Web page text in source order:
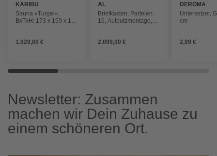
KARIBU
Sauna »Turgel«,
BxTxH: 173 x 159 x 191
2 Personen
1.929,00 €
AL
BRIEFKASTENSYSTEME
Briefkasten, Parteien:
16, Aufputzmontage,
2.099,00 €
DEROMA
Untersetzer,
cm
2,99 €
Newsletter: Zusammen
machen wir Dein Zuhause zu
einem schöneren Ort.